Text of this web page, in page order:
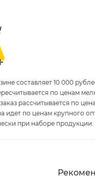
составляет 10 000
по ценам
рассчитывается по
идет по ценам крупного
при наборе продукции.